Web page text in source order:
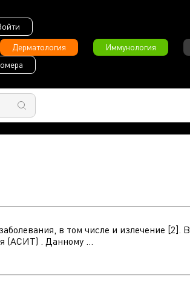
Дерматология Иммунология
в том числе и излечение [2]. В
(АСИТ) . Данному ...